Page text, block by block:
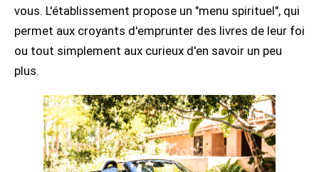
vous. L'établissement propose un "menu spirituel", qui
permet aux croyants d'emprunter des livres de leur foi
ou tout simplement aux curieux d'en savoir un peu
plus.